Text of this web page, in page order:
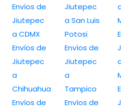
Envíos de
Jiutepec
a CDMX
Envíos de
Jiutepec
a
Chihuahua
Envíos de
Jiutepec
a San Luis
Potosi
Envíos de
Jiutepec
a
Tampico
Envíos de